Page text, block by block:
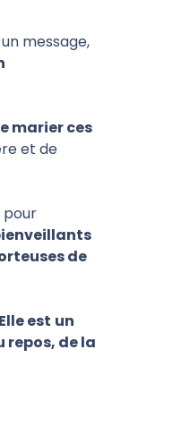
message,
marier ces
et de
pour
de
Elle est un
repos, de la